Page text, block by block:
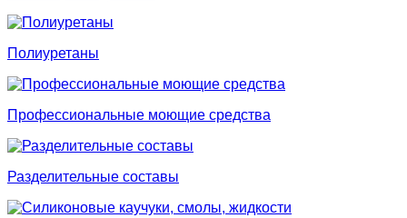
Полиуретаны
Профессиональные моющие средства
Разделительные составы